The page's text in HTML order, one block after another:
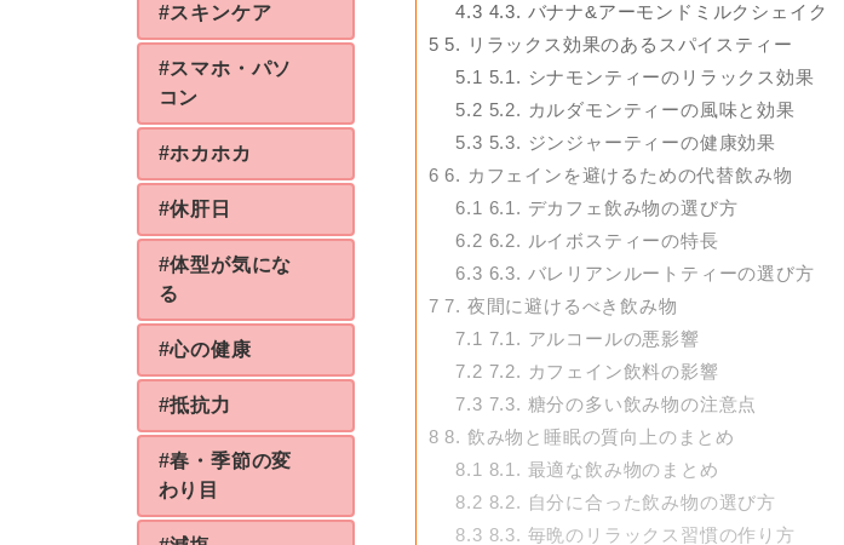
#スキンケア
#スマホ・パソ
コン
#ホカホカ
#休肝日
#体型が気にな
る
#心の健康
#抵抗力
#春・季節の変
わり目
4.3 4.3. バナナ&アーモンドミルクシェイク
5 5. リラックス効果のあるスパイスティー
5.1 5.1. シナモンティーのリラックス効果
5.2 5.2. カルダモンティーの風味と効果
5.3 5.3. ジンジャーティーの健康効果
6 6. カフェインを避けるための代替飲み物
6.1 6.1. デカフェ飲み物の選び方
6.2 6.2. ルイボスティーの特長
6.3 6.3. バレリアンルートティーの選び方
7 7. 夜間に避けるべき飲み物
7.1 7.1. アルコールの悪影響
7.2 7.2. カフェイン飲料の影響
7.3 7.3. 糖分の多い飲み物の注意点
8 8. 飲み物と睡眠の質向上のまとめ
8.1 8.1. 最適な飲み物のまとめ
8.2 8.2. 自分に合った飲み物の選び方
8.3 8.3. 毎晩のリラックス習慣の作り方